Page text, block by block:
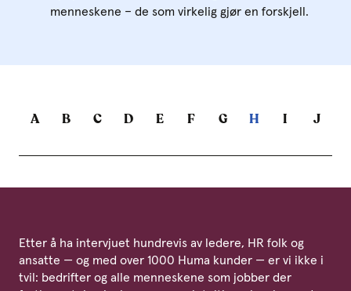
menneskene – de som virkelig gjør en forskjell.
A B C D E F G H I J
Etter å ha intervjuet hundrevis av ledere, HR folk og
ansatte — og med over 1000 Huma kunder — er vi ikke i
tvil: bedrifter og alle menneskene som jobber der